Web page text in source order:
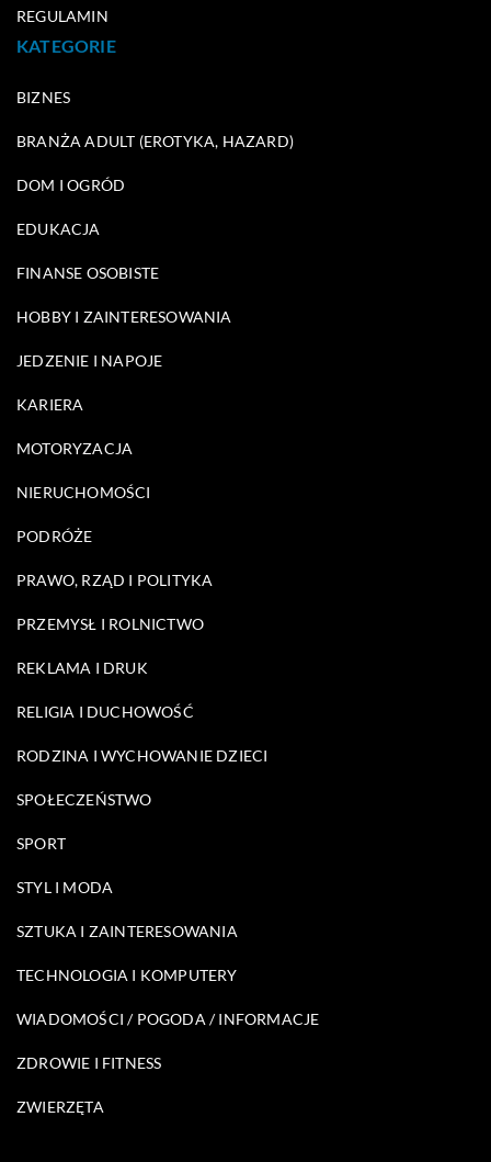
REGULAMIN
KATEGORIE
BIZNES
BRANŻA ADULT (EROTYKA, HAZARD)
DOM I OGRÓD
EDUKACJA
FINANSE OSOBISTE
HOBBY I ZAINTERESOWANIA
JEDZENIE I NAPOJE
KARIERA
MOTORYZACJA
NIERUCHOMOŚCI
PODRÓŻE
PRAWO, RZĄD I POLITYKA
PRZEMYSŁ I ROLNICTWO
REKLAMA I DRUK
RELIGIA I DUCHOWOŚĆ
RODZINA I WYCHOWANIE DZIECI
SPOŁECZEŃSTWO
SPORT
STYL I MODA
SZTUKA I ZAINTERESOWANIA
TECHNOLOGIA I KOMPUTERY
WIADOMOŚCI / POGODA / INFORMACJE
ZDROWIE I FITNESS
ZWIERZĘTA